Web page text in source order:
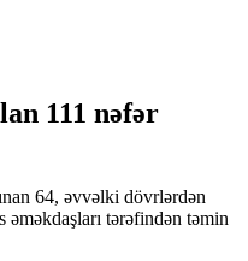
111 nəfər
64, əvvəlki dövrlərdən
əməkdaşları tərəfindən təmin